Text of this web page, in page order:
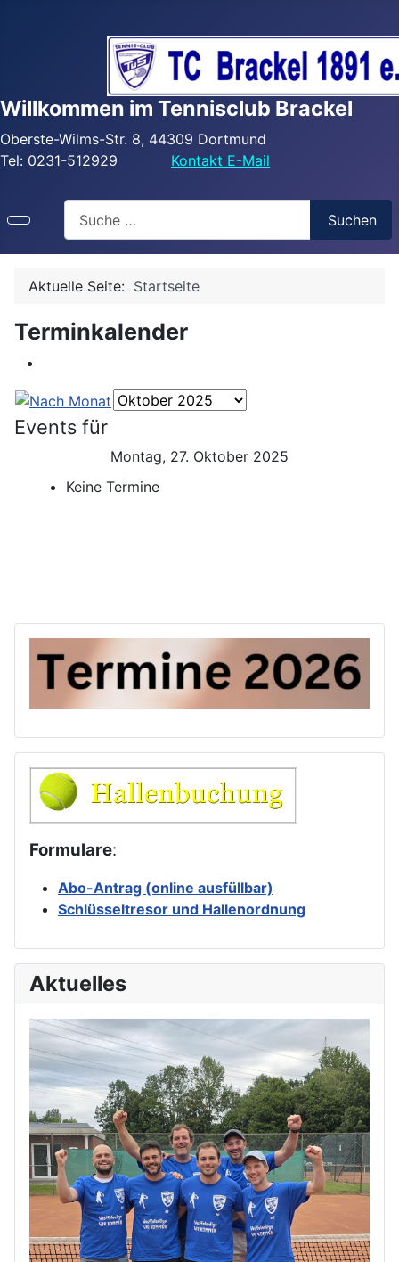
Willkommen im Tennisclub Brackel
Oberste-Wilms-Str. 8, 44309 Dortmund
Tel: 0231-512929
Kontakt E-Mail
Suchen
Aktuelle Seite: Startseite
Terminkalender
Events für
Montag, 27. Oktober 2025
Keine Termine
Formulare:
Abo-Antrag (online ausfüllbar)
Schlüsseltresor und Hallenordnung
Aktuelles